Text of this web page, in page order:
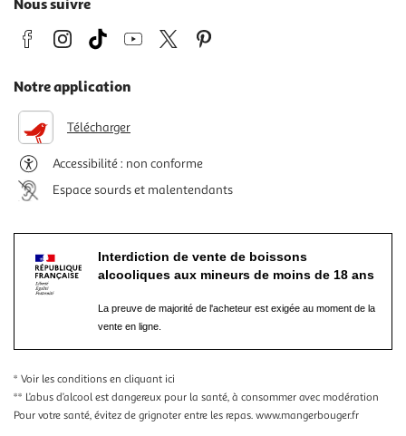
Notre application
Télécharger
Accessibilité : non conforme
Espace sourds et malentendants
Interdiction de vente de boissons
alcooliques aux mineurs de moins de 18 ans
La preuve de majorité de l'acheteur est exigée au moment de la
vente en ligne.
* Voir les conditions en cliquant ici
** L’abus d’alcool est dangereux pour la santé, à consommer avec modération
Pour votre santé, évitez de grignoter entre les repas. www.mangerbouger.fr